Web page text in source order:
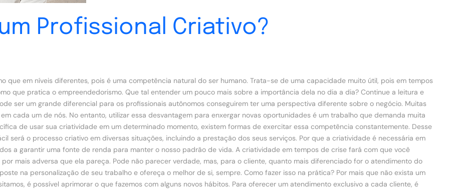
Profissional Criativo?
que em níveis diferentes, pois é uma competência natural do ser humano. Trata-se de uma capacidade muito útil, pois em tempos
que pratica o empreendedorismo. Que tal entender um pouco mais sobre a importância dela no dia a dia? Continue a leitura e
ser um grande diferencial para os profissionais autônomos conseguirem ter uma perspectiva diferente sobre o negócio. Muitas
cada um de nós. No entanto, utilizar essa desvantagem para enxergar novas oportunidades é um trabalho que demanda muita
de usar sua criatividade em um determinado momento, existem formas de exercitar essa competência constantemente. Desse
será o processo criativo em diversas situações, incluindo a prestação dos seus serviços. Por que a criatividade é necessária em
a garantir uma fonte de renda para manter o nosso padrão de vida. A criatividade em tempos de crise fará com que você
mais adversa que ela pareça. Pode não parecer verdade, mas, para o cliente, quanto mais diferenciado for o atendimento do
na personalização de seu trabalho e ofereça o melhor de si, sempre. Como fazer isso na prática? Por mais que não exista um
é possível aprimorar o que fazemos com alguns novos hábitos. Para oferecer um atendimento exclusivo a cada cliente, é